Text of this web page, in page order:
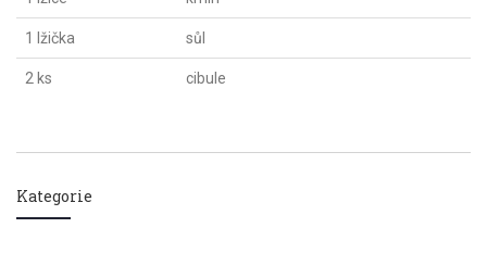
1 lžička sůl
2 ks cibule
Kategorie